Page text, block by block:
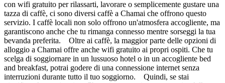
con wifi gratuito per rilassarti, lavorare o semplicemente gustare una
tazza di caffè, ci sono diversi caffè a Chamai che offrono questo
servizio. I caffè locali non solo offrono un'atmosfera accogliente, ma
garantiscono anche che tu rimanga connesso mentre sorseggi la tua
bevanda preferita. Oltre ai caffè, la maggior parte delle opzioni di
alloggio a Chamai offre anche wifi gratuito ai propri ospiti. Che tu
scelga di soggiornare in un lussuoso hotel o in un accogliente bed
and breakfast, potrai godere di una connessione internet senza
interruzioni durante tutto il tuo soggiorno. Quindi, se stai